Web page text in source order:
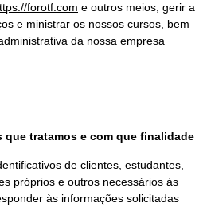
forotf.com e outros meios, gerir a
e ministrar os nossos cursos, bem
da nossa empresa
tratamos e com que finalidade
de clientes, estudantes,
próprios e outros necessários às
às informações solicitadas